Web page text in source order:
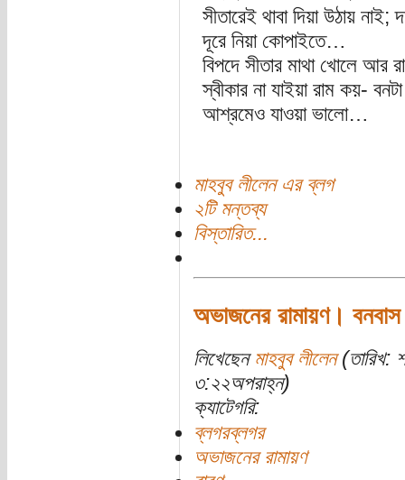
সীতারেই থাবা দিয়া উঠায়
দূরে নিয়া কোপাইতে…
বিপদে সীতার মাথা খোলে আর
স্বীকার না যাইয়া রাম কয়-
আশ্রমেও যাওয়া ভালো…
মাহবুব লীলেন এর ব্লগ
২টি মন্তব্য
বিস্তারিত...
অভাজনের রামায়ণ।
লিখেছেন মাহবুব লীলেন(তারিখ:
৩:২২অপরাহ্ন)
ক্যাটেগরি:
ব্লগরব্লগর
অভাজনের রামায়ণ